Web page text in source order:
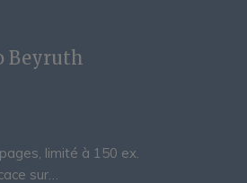
Beyruth
limité à 150 ex.
sur…